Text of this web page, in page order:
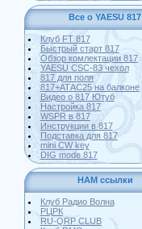
Все о YAESU 817
Клуб FT 817
Быстрый старт 817
Обзор комлектации 817
YAESU CSC-83 чехол
817 для поля
817+АТАС25 на балконе
Видео о 817 Ютуб
Настройка 817
WSPR в 817
Инструкции в 817
Подставка для 817
mini CW key
DIG mode 817
HAM ссылки
Клуб Радио Волна
РЦРК
RU-QRP CLUB